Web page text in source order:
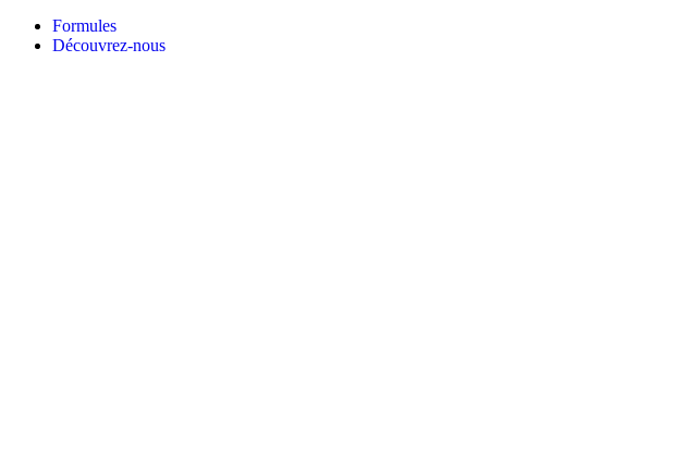
Formules
Découvrez-nous